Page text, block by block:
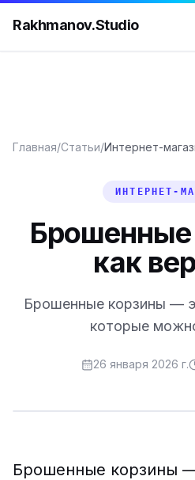
Rakhmanov.Studio
Главная/Статьи/Интернет-
ИНТЕРНЕТ-
Брошенные
как
Брошенные корзины —
которые
26 января 2026 г.
Брошенные корзины